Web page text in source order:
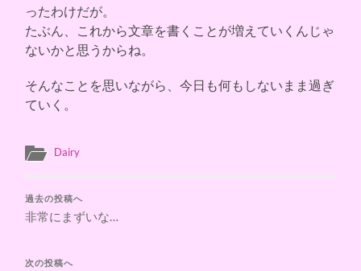
ったわけだが。
たぶん、これから文章を書くことが増えていくんじゃ
ないかと思うからね。
そんなことを思いながら、今日も何もしないまま過ぎ
ていく。
Dairy
過去の投稿へ
非常にまずいな…
次の投稿へ